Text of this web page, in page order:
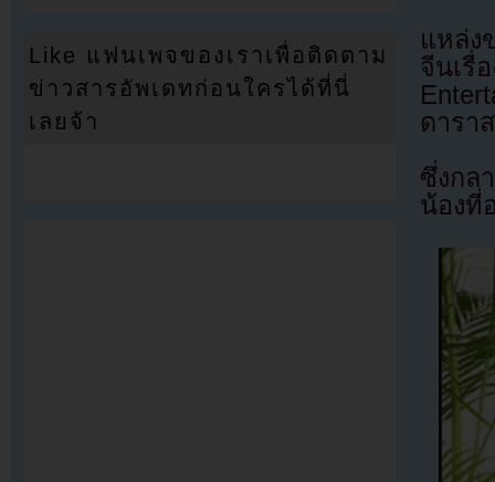
แหล่ง
จีนเ
ดารา
ซึ่งกล
น้องที่
Like แฟนเพจของเราเพื่อติดตาม
ข่าวสารอัพเดทก่อนใครได้ที่นี่
เลยจ้า